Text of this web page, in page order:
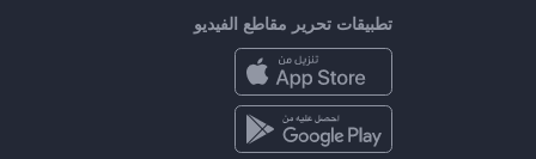
تطبيقات تحرير مقاطع الفيديو